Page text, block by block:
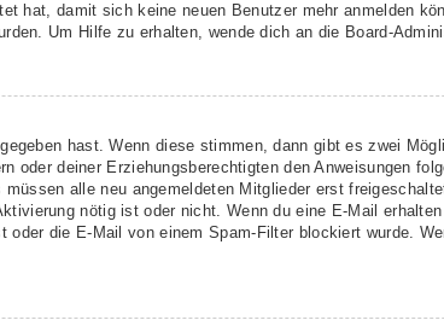
hat, damit sich keine neuen Benutzer mehr anmelden
Um Hilfe zu erhalten, wende dich an die Board-
hast. Wenn diese stimmen, dann gibt es zwei
deiner Erziehungsberechtigten den Anweisungen
alle neu angemeldeten Mitglieder erst
nötig ist oder nicht. Wenn du eine E-Mail
die E-Mail von einem Spam-Filter blockiert wurde.